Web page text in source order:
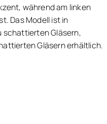
während am linken
Das Modell ist in
schattierten Gläsern,
Gläsern erhältlich.